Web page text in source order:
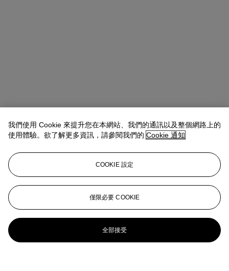
我們使用 Cookie 來提升您在本網站、我們的通訊以及整個網路上的
使用體驗。欲了解更多資訊，請參閱我們的 Cookie 通知
COOKIE 設定
僅限必要 COOKIE
全部接受